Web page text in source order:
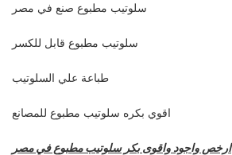
سلوتيب مطبوع صنع في مصر
سلوتيب مطبوع قابل للكسر
طباعة علي السلوتيب
اقوي بكره سلوتيب مطبوع للمصانع
ارخص واجود واقوى بكر سلوتيب مطبوع في مصر